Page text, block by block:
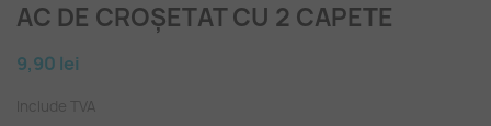
AC DE CROȘETAT CU 2 CAPETE
9,90 lei
Include TVA